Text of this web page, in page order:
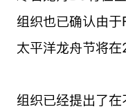
组织也已确认由
太平洋龙舟节将在
组织已经提出了